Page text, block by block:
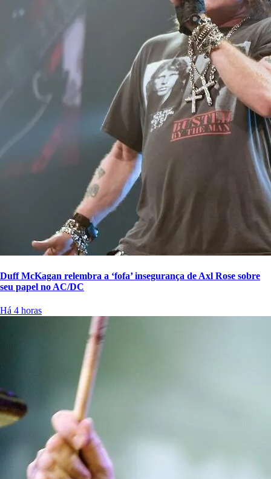
Duff McKagan relembra a ‘fofa’ insegurança de Axl Rose sobre
seu papel no AC/DC
Há 4 horas